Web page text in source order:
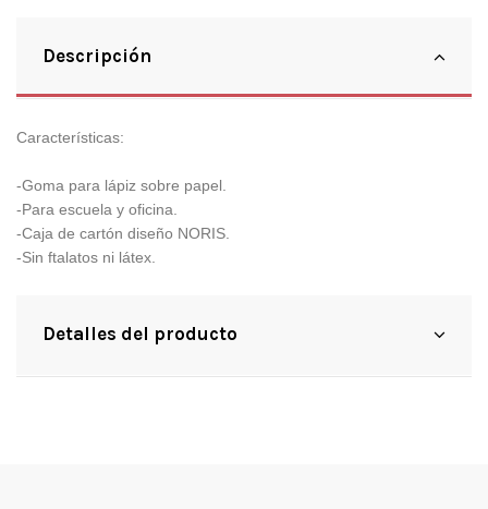
Descripción
Características:
-Goma para lápiz sobre papel.
-Para escuela y oficina.
-Caja de cartón diseño NORIS.
-Sin ftalatos ni látex.
Detalles del producto